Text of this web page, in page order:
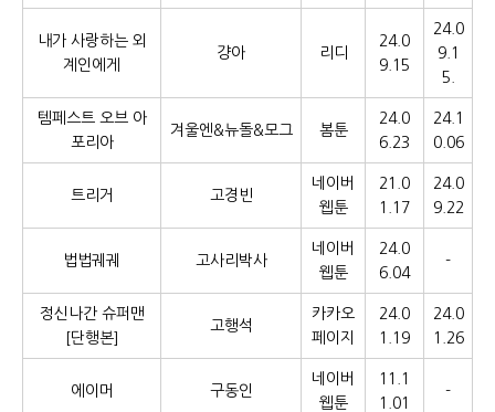
내가 사랑하는 외
계인에게
걍아 리디
24.0
9.15
24.0
9.1
5.
템페스트 오브 아
포리아
겨울엔&뉴돌&모그 봄툰
24.0
6.23
24.1
0.06
트리거 고경빈
네이버
웹툰
21.0
1.17
24.0
9.22
법법궤궤 고사리박사
네이버
웹툰
24.0
6.04
-
정신나간 슈퍼맨
[단행본]
고행석
카카오
페이지
24.0
1.19
24.0
1.26
에이머 구동인
네이버
웹툰
11.1
1.01
-